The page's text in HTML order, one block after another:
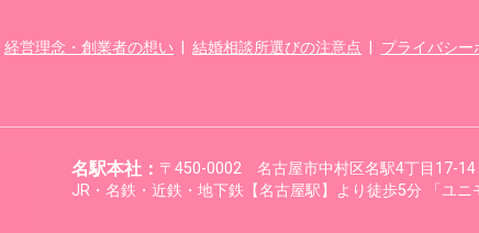
経営理念・創業者の想い 結婚相談所選びの注意点 プライバシー
名駅本社： 〒450-0002 名古屋市中村区名駅4丁目17-
JR・名鉄・近鉄・地下鉄【名古屋駅】より徒歩5分 「ユ